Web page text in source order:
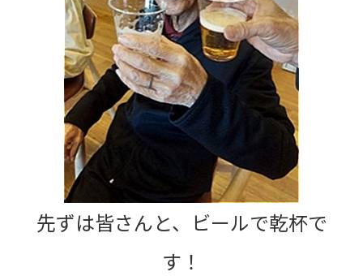
先ずは皆さんと、ビールで乾杯で
す！